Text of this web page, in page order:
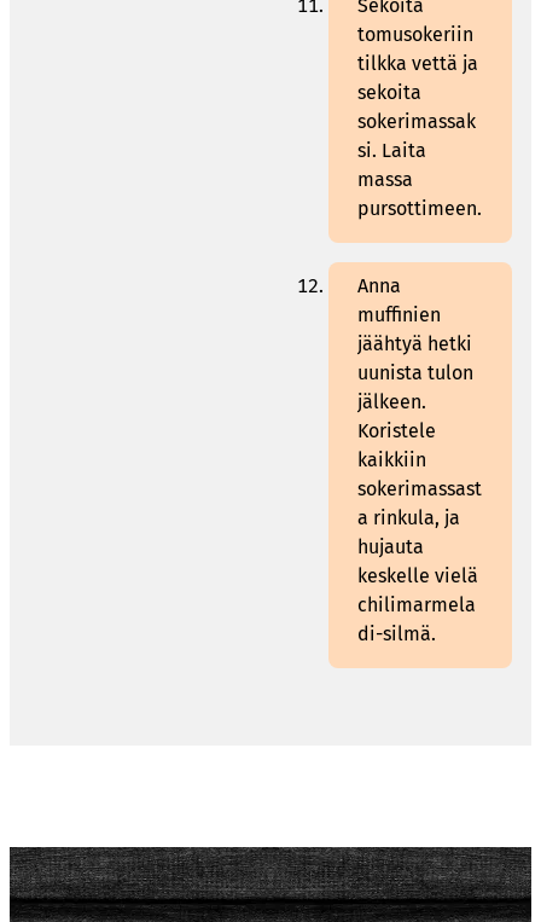
Sekoita
tomusokeriin
tilkka vettä ja
sekoita
sokerimassak
si. Laita
massa
pursottimeen.
Anna
muffinien
jäähtyä hetki
uunista tulon
jälkeen.
Koristele
kaikkiin
sokerimassast
a rinkula, ja
hujauta
keskelle vielä
chilimarmela
di-silmä.